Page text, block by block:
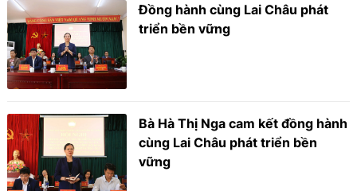
Đồng hành cùng Lai Châu phát
triển bền vững
Bà Hà Thị Nga cam kết đồng hành
cùng Lai Châu phát triển bền
vững